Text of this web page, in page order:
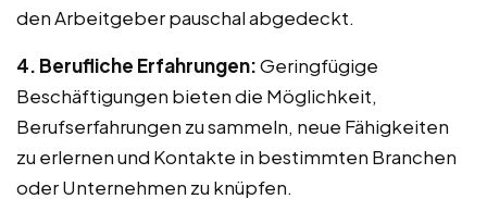
den Arbeitgeber pauschal abgedeckt.
4. Berufliche Erfahrungen:Geringfügige
Beschäftigungen bieten die Möglichkeit,
Berufserfahrungen zu sammeln, neue Fähigkeiten
zu erlernen und Kontakte in bestimmten Branchen
oder Unternehmen zu knüpfen.